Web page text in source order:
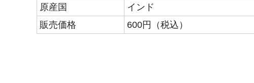
原産国
インド
販売価格
600円（税込）